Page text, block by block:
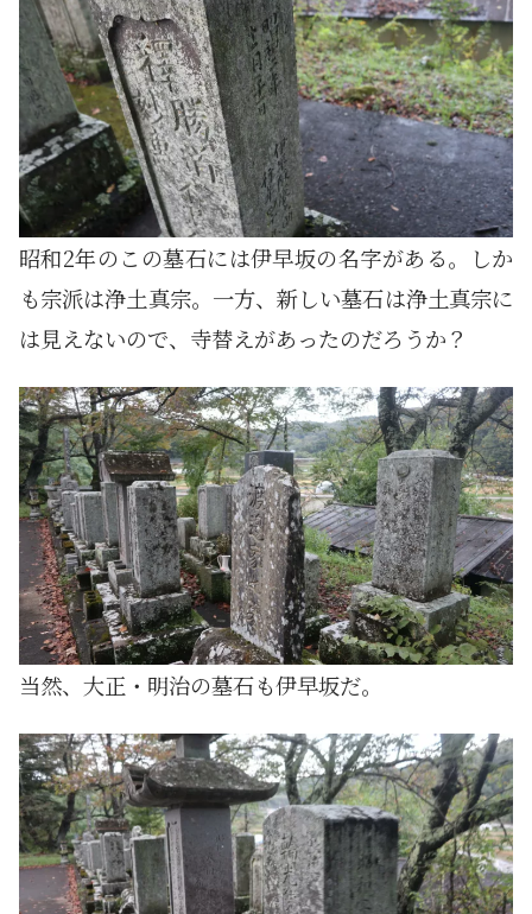
昭和2年のこの墓石には伊早坂の名字がある。しか
も宗派は浄土真宗。一方、新しい墓石は浄土真宗に
は見えないので、寺替えがあったのだろうか？
当然、大正・明治の墓石も伊早坂だ。